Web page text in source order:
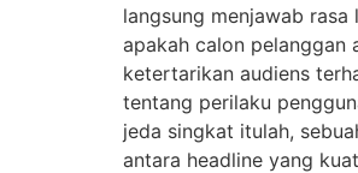
langsung menjawab
apakah calon pelanggan
ketertarikan audiens
tentang perilaku
jeda singkat itulah,
antara headline yang